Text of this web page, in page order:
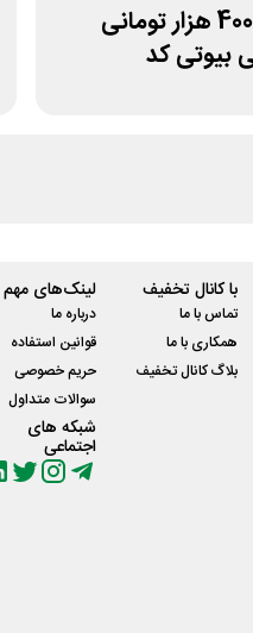
کد تخفیف 400 هزار تومانی
بیوتی کد
با کانال تخفیف
تماس با ما
همکاری با ما
بلاگ کانال تخفیف
لینک‌های مهم
درباره ما
قوانین استفاده
حریم خصوصی
سوالات متداول
شبکه های
اجتماعی